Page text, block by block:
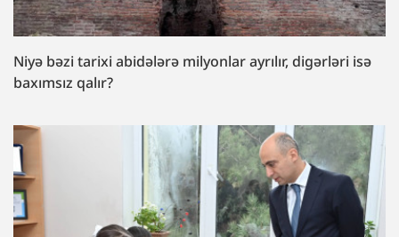
Niyə bəzi tarixi abidələrə milyonlar ayrılır, digərləri isə
baxımsız qalır?